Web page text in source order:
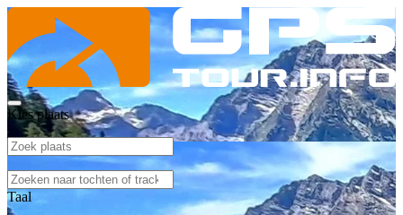
Kies plaats
Taal